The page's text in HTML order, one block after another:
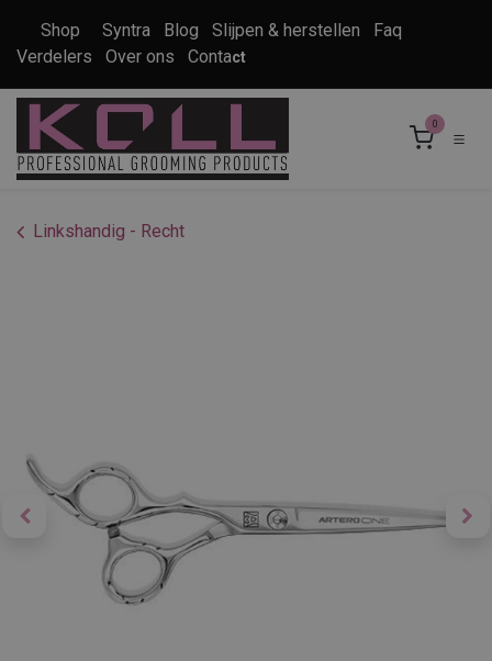
Shop Syntra Blog Slijpen & herstellen
Faq
Verdelers
Over ons Contact
0
Linkshandig - Recht